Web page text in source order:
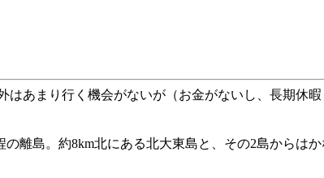
あまり行く機会がないが（お金がないし、長期休
離島。約8km北にある北大東島と、その2島から